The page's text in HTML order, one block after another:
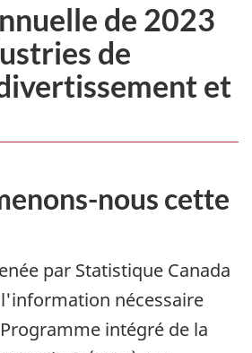
de 2023
de
et
nous cette
par Statistique Canada
nécessaire
intégré de la